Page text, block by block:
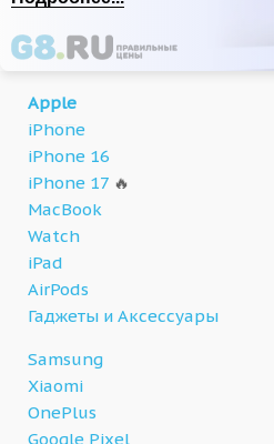
Apple
iPhone
iPhone 16
iPhone 17 🔥
MacBook
Watch
iPad
AirPods
Гаджеты и Аксессуары
Samsung
Xiaomi
OnePlus
Google Pixel